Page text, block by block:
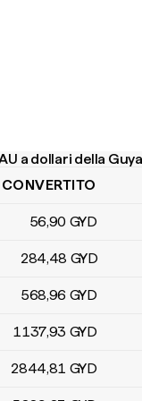
a dollari della
dollari della Guyana
CONVERTITO
56,90 GYD
284,48 GYD
568,96 GYD
1137,93 GYD
2844,81 GYD